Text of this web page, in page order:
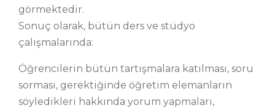
görmektedir.
Sonuç olarak, bütün ders ve stüdyo
çalışmalarında:
Öğrencilerin bütün tartışmalara katılması, soru
sorması, gerektiğinde öğretim elemanların
söyledikleri hakkında yorum yapmaları,